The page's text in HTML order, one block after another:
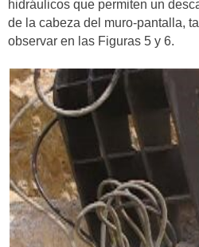
hidráulicos que permiten un
de la cabeza del muro-pantalla,
observar en las Figuras 5 y 6.